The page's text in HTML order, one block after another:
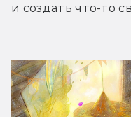
и создать что-то